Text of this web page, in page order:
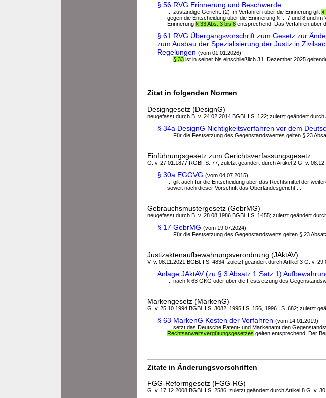
§ 56 RVG Erinnerung und Beschwerde
... zuständige Gericht. (2) Im Verfahren über die Erinnerung gilt §
gegen die Entscheidung über die Erinnerung § ... 7 und 8 und
Erinnerung § 33 Abs. 3 bis 8 entsprechend. Das Verfahren über
§ 61 RVG Übergangsvorschrift zum Gesetz zur
zum Ausbau der Spezialisierung der Justiz in
Regelungen (vom 01.01.2026)
§ 33 ist in seiner bis einschließlich 31. Dezember 2025
Zitat in folgenden Normen
Designgesetz (DesignG)
neugefasst durch B. v. 24.02.2014 BGBl. I S. 122; zuletzt geändert
§ 34a DesignG Nichtigkeitsverfahren vor dem
... Für die Festsetzung des Gegenstandswertes gelten § 23
Einführungsgesetz zum Gerichtsverfassungsgesetz
G. v. 27.01.1877 RGBl. S. 77; zuletzt geändert durch Artikel 2 G. v.
§ 30a EGGVG (vom 04.07.2015)
... gilt auch für die Entscheidung über das Rechtsmittel der
soweit nach dieser Vorschrift das Oberlandesgericht ...
Gebrauchsmustergesetz (GebrMG)
neugefasst durch B. v. 28.08.1986 BGBl. I S. 1455; zuletzt geändert
§ 17 GebrMG (vom 19.07.2024)
... Für die Festsetzung des Gegenstandswerts gelten § 23
Justizaktenaufbewahrungsverordnung (JAktAV)
V. v. 08.11.2021 BGBl. I S. 4834; zuletzt geändert durch Artikel 3 G. v.
Anlage JAktAV (zu § 3 Absatz 1 Satz 1)
... nach § 63 GKG oder über die Festsetzung des
Markengesetz (MarkenG)
G. v. 25.10.1994 BGBl. I S. 3082, 1995 I S. 156, 1996 I S. 682; zuletzt
§ 63 MarkenG Kosten der Verfahren (vom 14.01.2019)
... setzt das Deutsche Patent- und Markenamt den
Rechtsanwaltsvergütungsgesetzes gelten entsprechend. Der
Zitate in Änderungsvorschriften
FGG-Reformgesetz (FGG-RG)
G. v. 17.12.2008 BGBl. I S. 2586; zuletzt geändert durch Artikel 8 G. v.